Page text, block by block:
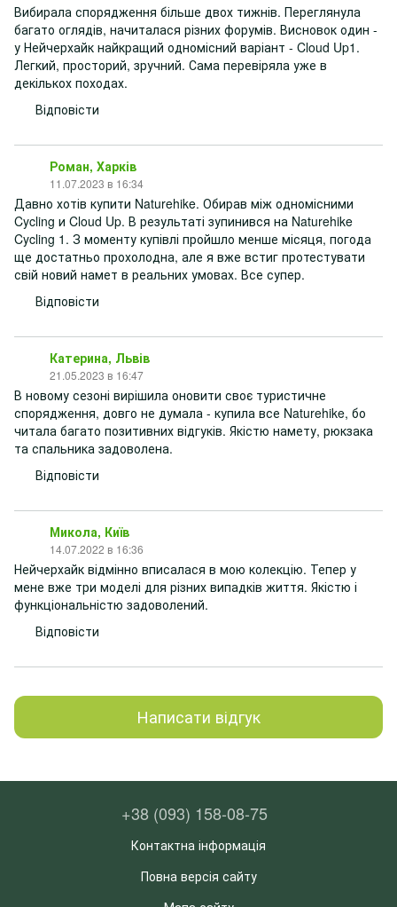
Вибирала спорядження більше двох тижнів. Переглянула
багато оглядів, начиталася різних форумів. Висновок один -
у Нейчерхайк найкращий одномісний варіант - Cloud Up1.
Легкий, просторий, зручний. Сама перевіряла уже в
декількох походах.
Відповісти
Роман, Харків
11.07.2023 в 16:34
Давно хотів купити Naturehike. Обирав між одномісними
Cycling и Cloud Up. В результаті зупинився на Naturehike
Cycling 1. З моменту купівлі пройшло менше місяця, погода
ще достатньо прохолодна, але я вже встиг протестувати
свій новий намет в реальних умовах. Все супер.
Відповісти
Катерина, Львів
21.05.2023 в 16:47
В новому сезоні вирішила оновити своє туристичне
спорядження, довго не думала - купила все Naturehike, бо
читала багато позитивних відгуків. Якістю намету, рюкзака
та спальника задоволена.
Відповісти
Микола, Київ
14.07.2022 в 16:36
Нейчерхайк відмінно вписалася в мою колекцію. Тепер у
мене вже три моделі для різних випадків життя. Якістю і
функціональністю задоволений.
Відповісти
Написати відгук
+38 (093) 158-08-75
Контактна інформація
Повна версія сайту